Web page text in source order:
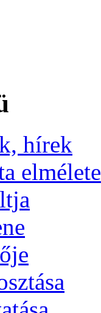
hírek
elmélete